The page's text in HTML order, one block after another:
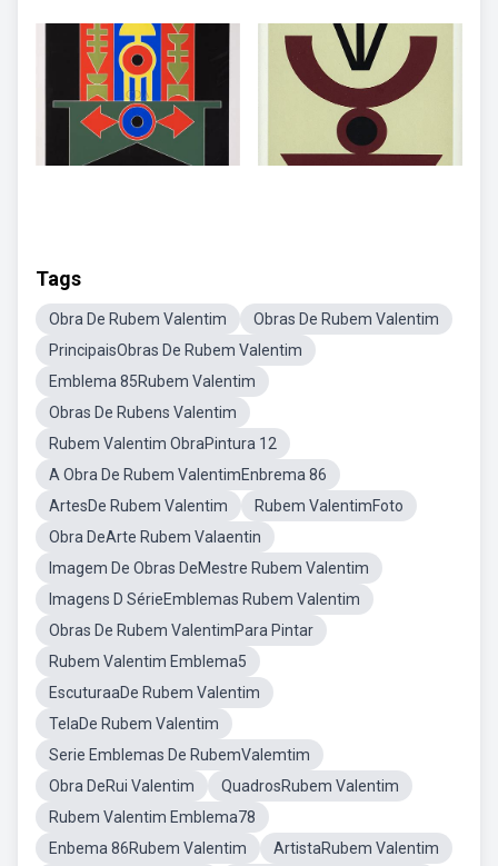
Tags
Obra De Rubem Valentim
Obras De Rubem Valentim
PrincipaisObras De Rubem Valentim
Emblema 85Rubem Valentim
Obras De Rubens Valentim
Rubem Valentim ObraPintura 12
A Obra De Rubem ValentimEnbrema 86
ArtesDe Rubem Valentim
Rubem ValentimFoto
Obra DeArte Rubem Valaentin
Imagem De Obras DeMestre Rubem Valentim
Imagens D SérieEmblemas Rubem Valentim
Obras De Rubem ValentimPara Pintar
Rubem Valentim Emblema5
EscuturaaDe Rubem Valentim
TelaDe Rubem Valentim
Serie Emblemas De RubemValemtim
Obra DeRui Valentim
QuadrosRubem Valentim
Rubem Valentim Emblema78
Enbema 86Rubem Valentim
ArtistaRubem Valentim